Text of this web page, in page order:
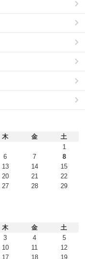
木 金
土
1
6 7
8
13 14
15
20 21
22
27 28
29
木 金
土
3 4
5
10 11
12
17 18
19